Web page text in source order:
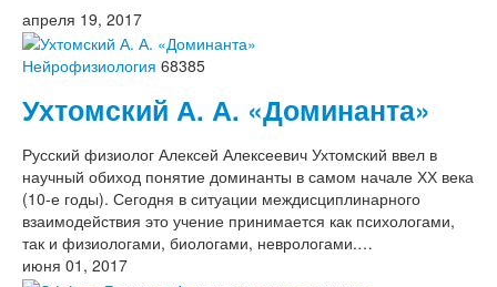
апреля 19, 2017
Нейрофизиология 68385
Ухтомский А. А. «Доминанта»
Русский физиолог Алексей Алексеевич Ухтомский ввел в
научный обиход понятие доминанты в самом начале ХХ века
(10-е годы). Сегодня в ситуации междисциплинарного
взаимодействия это учение принимается как психологами,
так и физиологами, биологами, неврологами.…
июня 01, 2017